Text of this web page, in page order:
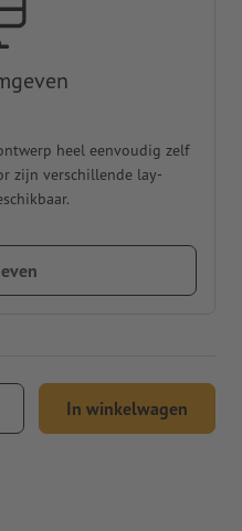
heel eenvoudig zelf
zijn verschillende lay-
In winkelwagen